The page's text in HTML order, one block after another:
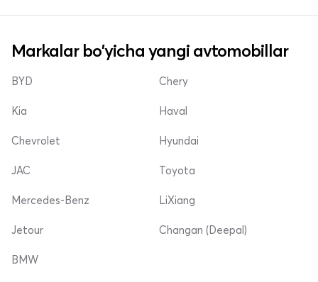
Markalar bo'yicha yangi avtomobillar
BYD
Kia
Chevrolet
Chery
Haval
Hyundai
JAC
Mercedes-Benz
Jetour
Toyota
LiXiang
Changan (Deepal)
BMW